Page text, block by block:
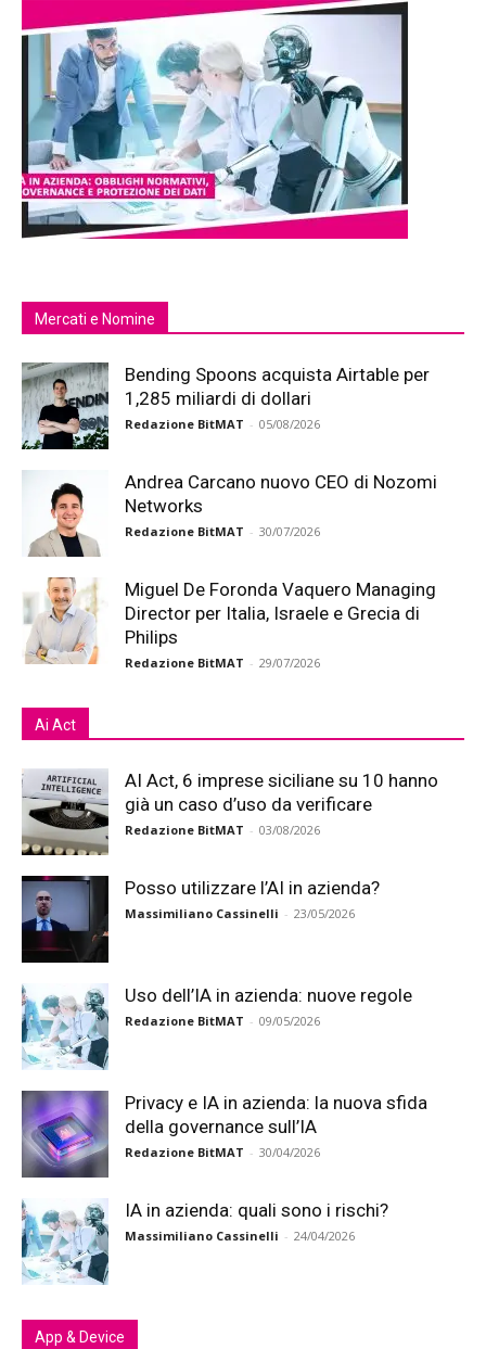
Mercati e Nomine
Bending Spoons acquista Airtable per
1,285 miliardi di dollari
Redazione BitMAT - 05/08/2026
Andrea Carcano nuovo CEO di Nozomi
Networks
Redazione BitMAT - 30/07/2026
Miguel De Foronda Vaquero Managing
Director per Italia, Israele e Grecia di
Philips
Redazione BitMAT - 29/07/2026
Ai Act
AI Act, 6 imprese siciliane su 10 hanno
già un caso d’uso da verificare
Redazione BitMAT - 03/08/2026
Posso utilizzare l’AI in azienda?
Massimiliano Cassinelli - 23/05/2026
Uso dell’IA in azienda: nuove regole
Redazione BitMAT - 09/05/2026
Privacy e IA in azienda: la nuova sfida
della governance sull’IA
Redazione BitMAT - 30/04/2026
IA in azienda: quali sono i rischi?
Massimiliano Cassinelli - 24/04/2026
App & Device